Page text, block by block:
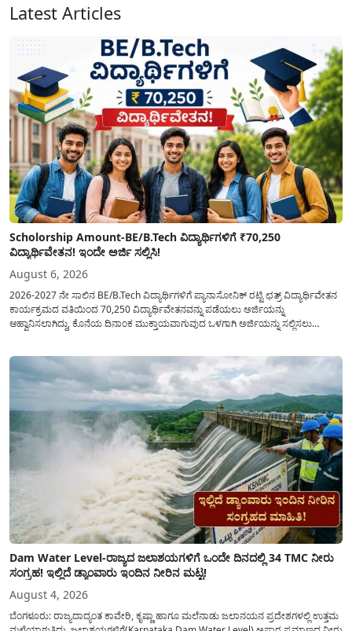
Latest Articles
Scholorship Amount-BE/B.Tech ವಿದ್ಯಾರ್ಥಿಗಳಿಗೆ ₹70,250
ವಿದ್ಯಾರ್ಥಿವೇತನ! ಇಂದೇ ಅರ್ಜಿ ಸಲ್ಲಿಸಿ!
August 6, 2026
2026-2027 ನೇ ಸಾಲಿನ BE/B.Tech ವಿದ್ಯಾರ್ಥಿಗಳಿಗೆ ಪ್ಯಾನಾಸೋನಿಕ್ ರಟ್ಟಿ ಛತ್ರ್ ವಿದ್ಯಾರ್ಥಿವೇತನ
ಕಾರ್ಯಕ್ರಮದ ವತಿಯಿಂದ 70,250 ವಿದ್ಯಾರ್ಥಿವೇತನವನ್ನು ಪಡೆಯಲು ಅರ್ಜಿಯನ್ನು
ಆಹ್ವಾನಿಸಲಾಗಿದ್ದು, ಕೊನೆಯ ದಿನಾಂಕ ಮುಕ್ತಾಯವಾಗುವುದ ಒಳಗಾಗಿ ಅರ್ಜಿಯನ್ನು ಸಲ್ಲಿಸಲು
ಜಾರಿಗೆ...
Dam Water Level-ರಾಜ್ಯದ ಜಲಾಶಯಗಳಿಗೆ ಒಂದೇ ದಿನದಲ್ಲಿ 34 TMC ನೀರು
ಸಂಗ್ರಹ! ಇಲ್ಲಿದೆ ಡ್ಯಾಂವಾರು ಇಂದಿನ ನೀರಿನ ಮಟ್ಟ!
August 4, 2026
ಬೆಂಗಳೂರು: ರಾಜ್ಯದಾದ್ಯಂತ ಕಾವೇರಿ, ಕೃಷ್ಣಾ ಹಾಗೂ ಮಲೆನಾಡು ಜಲಾನಯನ ಪ್ರದೇಶಗಳಲ್ಲಿ ಉತ್ತಮ